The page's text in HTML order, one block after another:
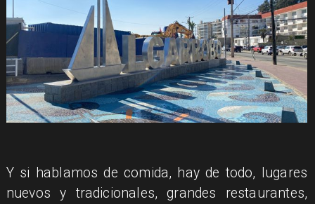
Y si hablamos de comida, hay de todo, lugares
nuevos y tradicionales, grandes restaurantes,